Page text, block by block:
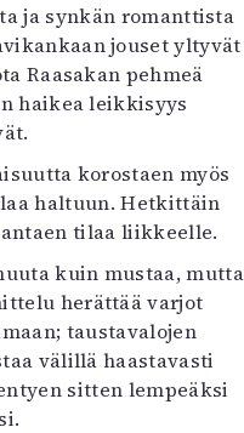
ja synkän romanttista
jouset yltyvät
Raasakan pehmeä
haikea leikkisyys
korostaen myös
haltuun. Hetkittäin
tilaa liikkeelle.
kuin mustaa, mutta
herättää varjot
taustavalojen
välillä haastavasti
sitten lempeäksi